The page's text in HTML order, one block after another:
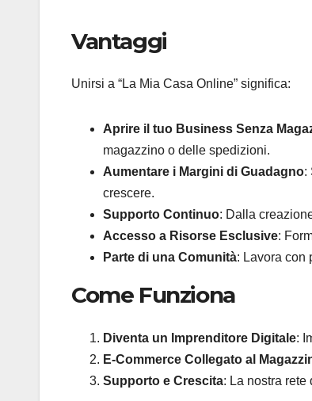
Vantaggi
Unirsi a “La Mia Casa Online” significa:
Aprire il tuo Business Senza
magazzino o delle spedizioni.
Aumentare i Margini di Guadagno:
crescere.
Supporto Continuo: Dalla
Accesso a Risorse Esclusive:
Parte di una Comunità: Lavora con
Come Funziona
Diventa un Imprenditore Digitale:
E-Commerce Collegato al
Supporto e Crescita: La nostra